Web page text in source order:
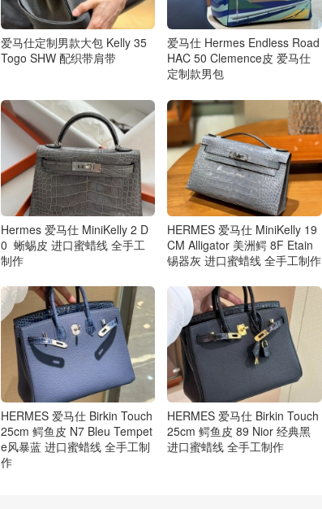
爱马仕定制男款大包 Kelly 35
Togo SHW 配织带肩带
爱马仕 Hermes Endless Road
HAC 50 Clemence皮 爱马仕
定制款男包
Hermes 爱马仕 MiniKelly 2 D
0 蜥蜴皮 进口蜜蜡线 全手工
制作
HERMES 爱马仕 MiniKelly 19
CM Alligator 美洲鳄 8F Etain
锡器灰 进口蜜蜡线 全手工制作
HERMES 爱马仕 Birkin Touch
25cm 鳄鱼皮 N7 Bleu Tempet
e风暴蓝 进口蜜蜡线 全手工制
作
HERMES 爱马仕 Birkin Touch
25cm 鳄鱼皮 89 Nior 经典黑
进口蜜蜡线 全手工制作